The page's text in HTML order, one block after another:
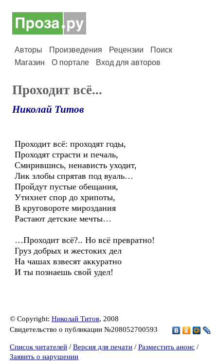
Авторы Произведения Рецензии
Поиск
Магазин
О портале Вход для авторов
Проходит всё...
Николай Титов
Проходит всё: проходят годы,
Проходят страсти и печаль,
Смирившись, ненависть уходит,
Лик злобы спрятав под вуаль…
Пройдут пустые обещания,
Утихнет спор до хрипоты,
В круговороте мироздания
Растают детские мечты…
…Проходит всё?.. Но всё превратно!
Груз добрых и жестоких дел
На чашах взвесят аккуратно
И ты познаешь свой удел!
© Copyright: Николай Титов, 2008
Свидетельство о публикации №208052700593
Список читателей / Версия для печати / Разместить анонс /
Заявить о нарушении